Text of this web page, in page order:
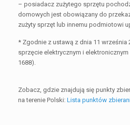
– posiadacz zużytego sprzętu
domowych jest obowiązany do
zużyty sprzęt lub innemu podmiotowi
* Zgodnie z ustawą z dnia 11 września
sprzęcie elektrycznym i elektronicznym
1688).
Zobacz, gdzie znajdują się punkty
na terenie Polski:Lista punktów